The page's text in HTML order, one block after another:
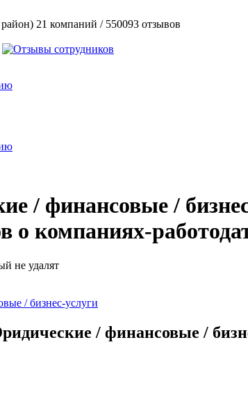
21 компаний / 550093 отзывов
/ финансовые /
о компаниях-
не удалят
/ бизнес-услуги
/ финансовые /